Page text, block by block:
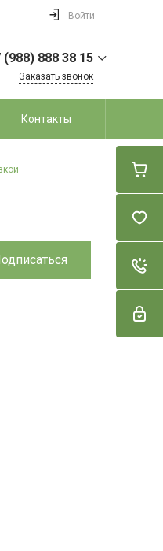
Войти
(988) 888 38 15
район, ст.
Заказать звонок
Контакты